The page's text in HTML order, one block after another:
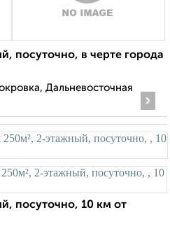
посуточно, в черте города
Дальневосточная
›
посуточно, 10 км от